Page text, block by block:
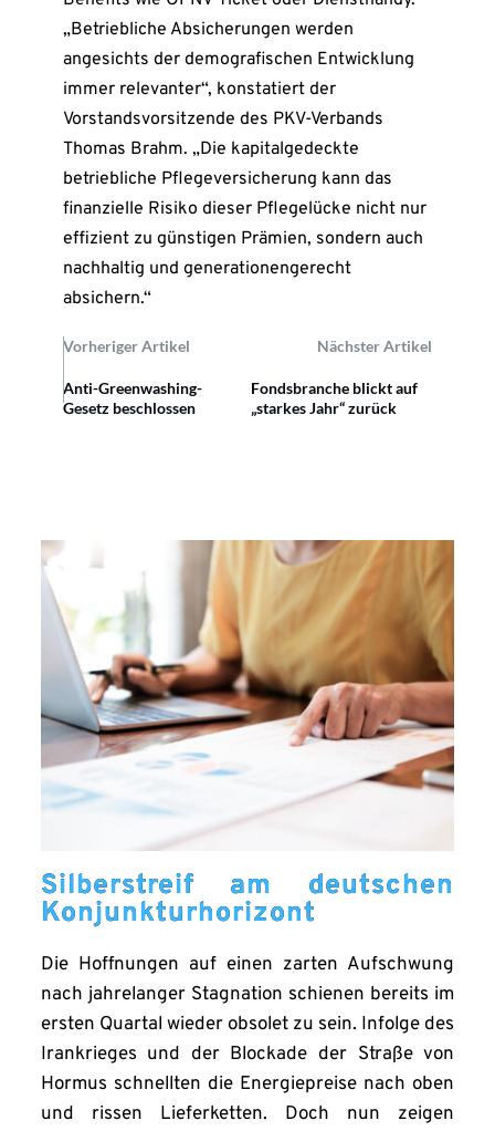
Silberstreif am deutschen
Konjunkturhorizont
Die Hoffnungen auf einen zarten Aufschwung
nach jahrelanger Stagnation schienen bereits im
ersten Quartal wieder obsolet zu sein. Infolge des
Irankrieges und der Blockade der Straße von
Hormus schnellten die Energiepreise nach oben
und rissen Lieferketten. Doch nun zeigen
„Betriebliche Absicherungen werden
angesichts der demografischen Entwicklung
immer relevanter“, konstatiert der
Vorstandsvorsitzende des PKV-Verbands
Thomas Brahm. „Die kapitalgedeckte
betriebliche Pflegeversicherung kann das
finanzielle Risiko dieser Pflegelücke nicht nur
effizient zu günstigen Prämien, sondern auch
nachhaltig und generationengerecht
absichern.“
Vorheriger Artikel Nächster Artikel
Anti-Greenwashing-
Gesetz beschlossen
Fondsbranche blickt auf
„starkes Jahr“ zurück